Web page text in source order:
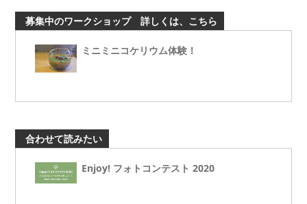
募集中のワークショップ 詳しくは、こちら
ミニミニコケリウム体験！
合わせて読みたい
Enjoy! フォトコンテスト 2020